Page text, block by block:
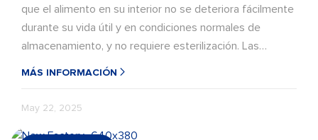
que el alimento en su interior no se deteriora fácilmente
durante su vida útil y en condiciones normales de
almacenamiento, y no requiere esterilización. Las
estructuras más comunes incluyen PP/CPP aluminizado,
MÁS INFORMACIÓN
May 22, 2025